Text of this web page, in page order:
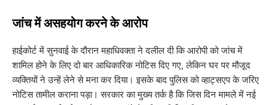
जांच में असहयोग करने के आरोप
​हाईकोर्ट में सुनवाई के दौरान महाधिवक्ता ने दलील दी कि आरोपी को जांच में
शामिल होने के लिए दो बार आधिकारिक नोटिस दिए गए, लेकिन घर पर मौजूद
व्यक्तियों ने उन्हें लेने से मना कर दिया। इसके बाद पुलिस को व्हाट्सएप के जरिए
नोटिस तामील कराना पड़ा। सरकार का मुख्य तर्क है कि जिस दिन मामले में नई